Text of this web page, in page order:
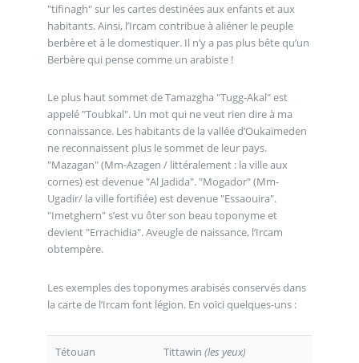
"tifinagh" sur les cartes destinées aux enfants et aux
habitants. Ainsi, l’Ircam contribue à aliéner le peuple
berbère et à le domestiquer. Il n’y a pas plus bête qu’un
Berbère qui pense comme un arabiste !
Le plus haut sommet de Tamazgha "Tugg-Akal" est
appelé "Toubkal". Un mot qui ne veut rien dire à ma
connaissance. Les habitants de la vallée d’Oukaïmeden
ne reconnaissent plus le sommet de leur pays.
"Mazagan" (Mm-Azagen / littéralement : la ville aux
cornes) est devenue "Al Jadida". "Mogador" (Mm-
Ugadir/ la ville fortifiée) est devenue "Essaouira".
"Imetghern" s’est vu ôter son beau toponyme et
devient "Errachidia". Aveugle de naissance, l’Ircam
obtempère.
Les exemples des toponymes arabisés conservés dans
la carte de l’Ircam font légion. En voici quelques-uns :
Tétouan Tittawin (les yeux)